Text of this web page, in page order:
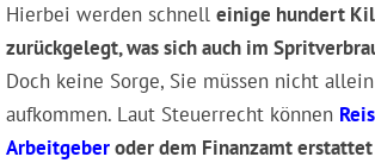
Hierbei werden schnell einige hundert
zurückgelegt, was sich auch im
Doch keine Sorge, Sie müssen nicht
aufkommen. Laut Steuerrecht können
Arbeitgeberoder dem Finanzamt erstattet